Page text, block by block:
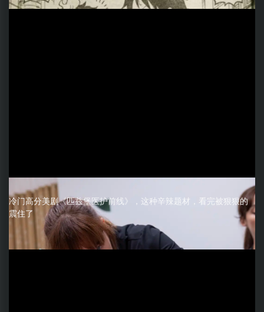
冷门高分美剧《匹兹堡医护前线》，这种辛辣题材，看完被狠狠的
震住了